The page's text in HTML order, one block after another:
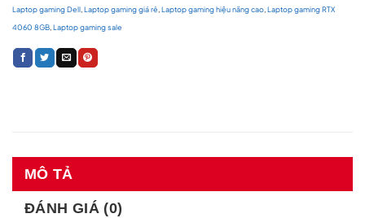
Laptop gaming Dell Laptop gaming giá rẻ Laptop gaming hiệu năng cao Laptop gaming RTX
4060 8GB Laptop gaming sale
MÔ TẢ
ĐÁNH GIÁ (0)